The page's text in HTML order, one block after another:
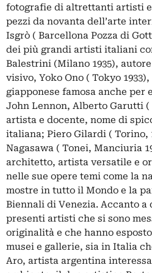
fotografie di altrettanti artisti
pezzi da novanta dell’arte
Isgrò ( Barcellona Pozza di
dei più grandi artisti italiani
Balestrini (Milano 1935),
visivo, Yoko Ono ( Tokyo
giapponese famosa anche per
John Lennon, Alberto Garutti (
artista e docente, nome di
italiana; Piero Gilardi ( Torino,
Nagasawa ( Tonei, Manciuria
architetto, artista versatile e
nelle sue opere temi come la
mostre in tutto il Mondo e la
Biennali di Venezia. Accanto
presenti artisti che si sono
originalità e che hanno
musei e gallerie, sia in Italia
Aro, artista argentina